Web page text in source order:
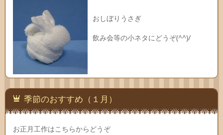
おしぼりうさぎ
飲み会等の小ネタにどうぞ(^^)/
季節のおすすめ（１月）
お正月工作はこちらからどうぞ